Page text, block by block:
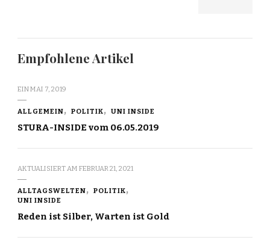
Empfohlene Artikel
EINMAI 7, 2019
ALLGEMEIN POLITIK UNI INSIDE
STURA-INSIDE vom 06.05.2019
AKTUALISIERT AM FEBRUAR 21, 2021
ALLTAGSWELTEN
POLITIK
UNI INSIDE
Reden ist Silber, Warten ist Gold